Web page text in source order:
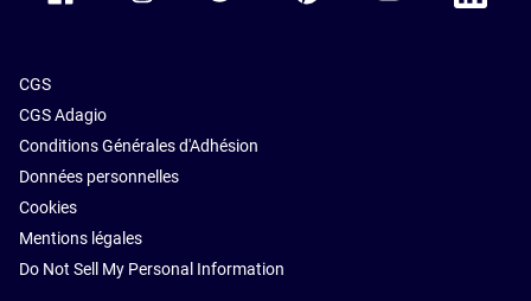
CGS
CGS Adagio
Conditions Générales d'Adhésion
Données personnelles
Cookies
Mentions légales
Do Not Sell My Personal Information